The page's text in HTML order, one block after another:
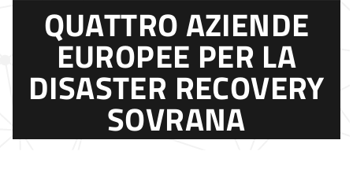
QUATTRO AZIENDE
EUROPEE PER LA
DISASTER RECOVERY
SOVRANA